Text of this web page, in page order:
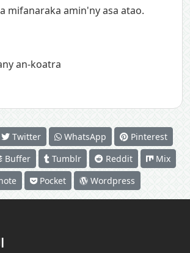
mifanaraka amin'ny asa atao.
an-koatra
Twitter WhatsApp
Pinterest
Buffer Tumblr Reddit
Mix
Pocket Wordpress